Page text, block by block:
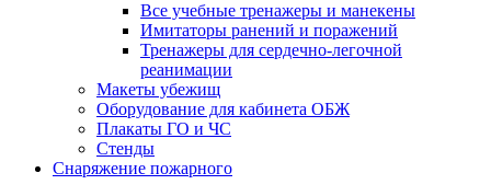
Все учебные тренажеры и манекены
Имитаторы ранений и поражений
Тренажеры для сердечно-легочной
реанимации
Макеты убежищ
Оборудование для кабинета ОБЖ
Плакаты ГО и ЧС
Стенды
Снаряжение пожарного